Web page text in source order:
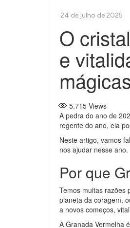
O
e
5.715 Views
A pedra do ano de
regente do ano, ela
Neste artigo, vamos
nos ajudar nesse ano.
Por que
Temos muitas razões
planeta da coragem,
a novos começos,
A Granada Vermelha